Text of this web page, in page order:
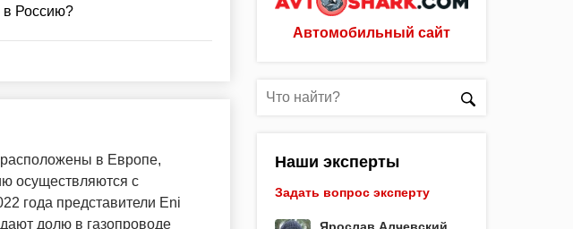
в Россию?
в Европе,
осуществляются с
года представители Eni
долю в газопроводе
Автомобильный сайт
Наши эксперты
Задать вопрос эксперту